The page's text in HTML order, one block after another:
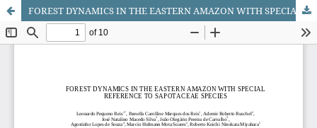
FOREST DYNAMICS IN THE EASTERN AMAZON WITH SPECIAL REFERENCE TO SAPOTACEAE SPECIES